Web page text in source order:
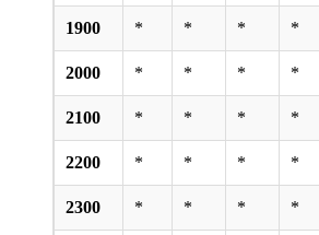
1900 * * * *
2000 * * * *
2100 * * * *
2200 * * * *
2300 * * * *